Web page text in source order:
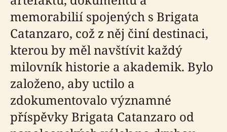
memorabilií spojených s Brigata
Catanzaro, což z něj činí destinaci,
kterou by měl navštívit každý
milovník historie a akademik. Bylo
založeno, aby uctilo a
zdokumentovalo významné
příspěvky Brigata Catanzaro od